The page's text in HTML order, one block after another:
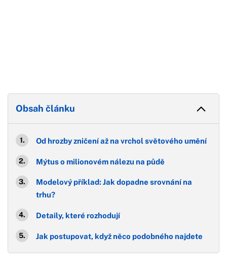
Obsah článku
Od hrozby zničení až na vrchol světového umění
Mýtus o milionovém nálezu na půdě
Modelový příklad: Jak dopadne srovnání na
trhu?
Detaily, které rozhodují
Jak postupovat, když něco podobného najdete